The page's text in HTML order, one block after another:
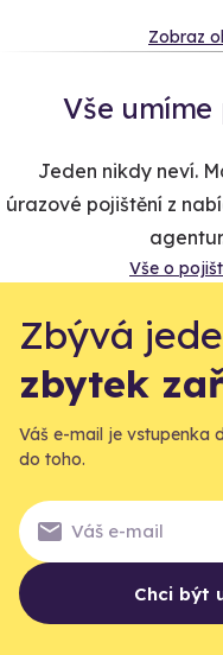
Zobraz
Vše
Jeden nikdy neví.
úrazové pojištění z
Vše o
Zbývá
zbytek
Váš e-mail je vstupenka
do toho.
Chci být